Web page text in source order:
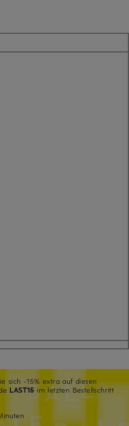
sich -15% extra auf diesen
LAST15im letzten Bestellschritt